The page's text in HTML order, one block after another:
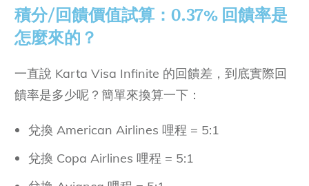
積分/回饋價值試算： 0.37% 回饋率是
怎麼來的？
一直說 Karta Visa Infinite 的回饋差，到底實際回
饋率是多少呢？簡單來換算一下：
兌換 American Airlines 哩程 = 5:1
兌換 Copa Airlines 哩程 = 5:1